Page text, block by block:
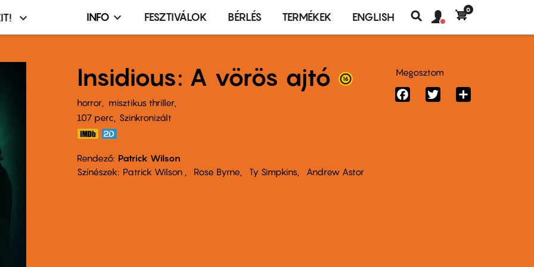
Infó,
terembérlés
menü
INFO FESZTIVÁLOK BÉRLÉS TERMÉKEK ENGLISH
Keresés
fiók
Felhasználói
0
Insidious: A vörös ajtó
horror
misztikus thriller
107 perc,
Szinkronizált
Rendező Patrick Wilson
Színészek
Patrick Wilson Rose Byrne Ty Simpkins Andrew Astor
Megosztom
FacebookTwitter